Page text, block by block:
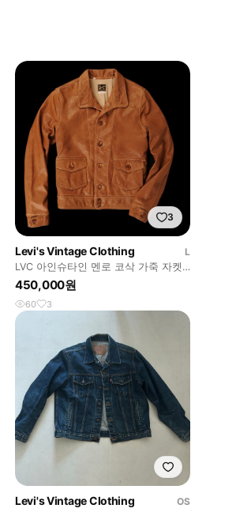
3
Levi's Vintage Clothing
L
LVC 아인슈타인 멘로 코삭 가죽 자켓
L
450,000원
60 3
Levi's Vintage Clothing
OS